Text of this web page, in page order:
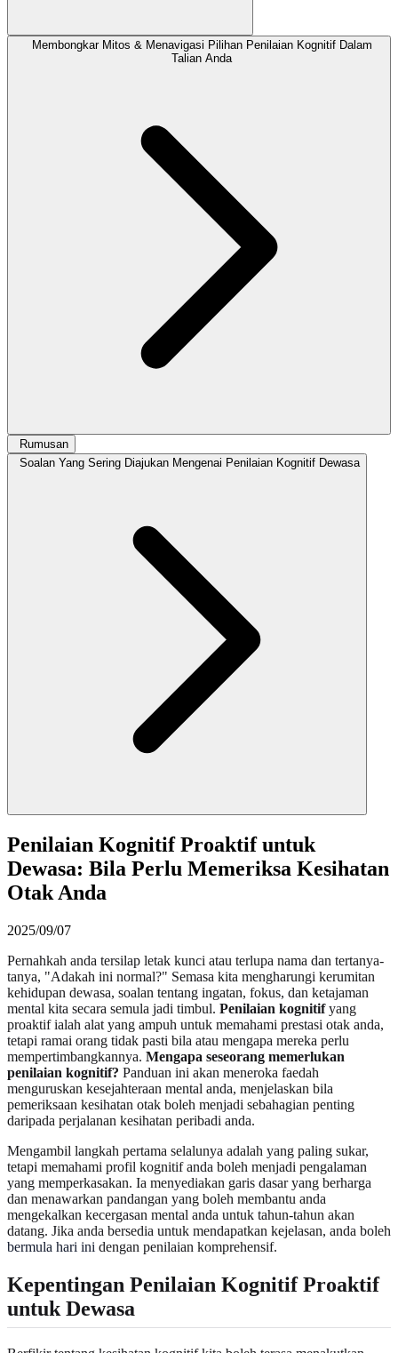
Membongkar Mitos & Menavigasi Pilihan Penilaian Kognitif Dalam
Talian Anda
Rumusan
Soalan Yang Sering Diajukan Mengenai Penilaian Kognitif Dewasa
Penilaian Kognitif Proaktif untuk
Dewasa: Bila Perlu Memeriksa Kesihatan
Otak Anda
2025/09/07
Pernahkah anda tersilap letak kunci atau terlupa nama dan tertanya-
tanya, "Adakah ini normal?" Semasa kita mengharungi kerumitan
kehidupan dewasa, soalan tentang ingatan, fokus, dan ketajaman
mental kita secara semula jadi timbul. Penilaian kognitifyang
proaktif ialah alat yang ampuh untuk memahami prestasi otak anda,
tetapi ramai orang tidak pasti bila atau mengapa mereka perlu
mempertimbangkannya. Mengapa seseorang memerlukan
penilaian kognitif? Panduan ini akan meneroka faedah
menguruskan kesejahteraan mental anda, menjelaskan bila
pemeriksaan kesihatan otak boleh menjadi sebahagian penting
daripada perjalanan kesihatan peribadi anda.
Mengambil langkah pertama selalunya adalah yang paling sukar,
tetapi memahami profil kognitif anda boleh menjadi pengalaman
yang memperkasakan. Ia menyediakan garis dasar yang berharga
dan menawarkan pandangan yang boleh membantu anda
mengekalkan kecergasan mental anda untuk tahun-tahun akan
datang. Jika anda bersedia untuk mendapatkan kejelasan, anda boleh
bermula hari ini dengan penilaian komprehensif.
Kepentingan Penilaian Kognitif Proaktif
untuk Dewasa